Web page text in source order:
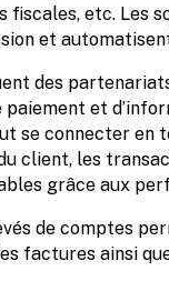
fiscales, etc. Les
et
des
et
se connecter en
client, les
grâce aux
de comptes
factures ainsi